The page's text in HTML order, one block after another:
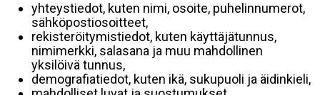
yhteystiedot, kuten nimi, osoite, puhelinnumerot,
sähköpostiosoitteet,
rekisteröitymistiedot, kuten käyttäjätunnus,
nimimerkki, salasana ja muu mahdollinen
yksilöivä tunnus,
demografiatiedot, kuten ikä, sukupuoli ja äidinkieli,